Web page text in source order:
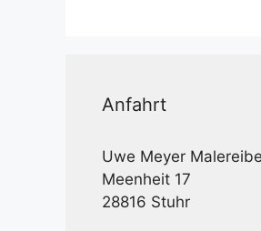
Anfahrt
Uwe Meyer
Meenheit 17
28816 Stuhr